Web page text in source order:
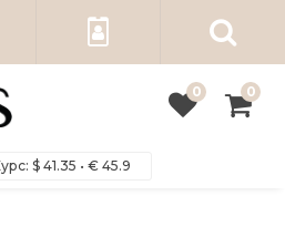
0 0
$ 41.35 • € 45.9